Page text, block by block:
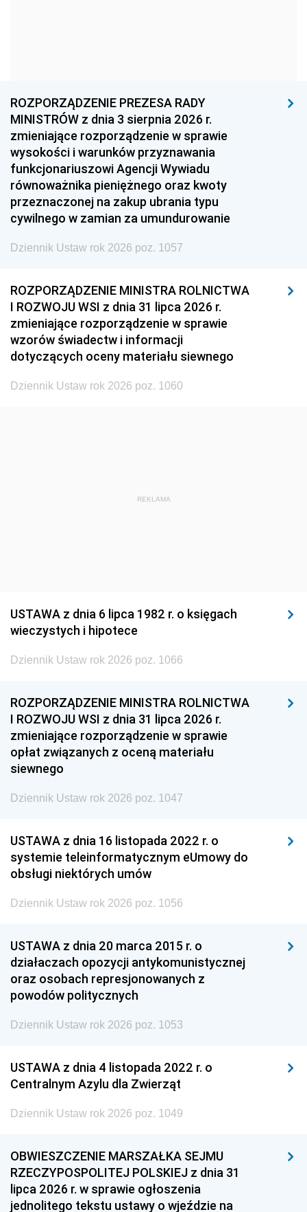
1957 1956
1954 1953
1951 1950
1948 1947
1945 1944 1939
1938 1937 1936
1935 1934
1929 1928 1927
1926 1925 1924
1923 1922
ROZPORZĄDZENIE PREZESA RADY
MINISTRÓW z dnia 3 sierpnia 2026 r.
zmieniające rozporządzenie w sprawie
wysokości i warunków przyznawania
funkcjonariuszowi Agencji Wywiadu
równoważnika pieniężnego oraz kwoty
przeznaczonej na zakup ubrania typu
cywilnego w zamian za umundurowanie
Dziennik Ustaw rok 2026 poz. 1057
ROZPORZĄDZENIE MINISTRA ROLNICTWA
I ROZWOJU WSI z dnia 31 lipca 2026 r.
zmieniające rozporządzenie w sprawie
wzorów świadectw i informacji
dotyczących oceny materiału siewnego
Dziennik Ustaw rok 2026 poz. 1060
REKLAMA
USTAWA z dnia 6 lipca 1982 r. o księgach
wieczystych i hipotece
Dziennik Ustaw rok 2026 poz. 1066
ROZPORZĄDZENIE MINISTRA ROLNICTWA
I ROZWOJU WSI z dnia 31 lipca 2026 r.
zmieniające rozporządzenie w sprawie
opłat związanych z oceną materiału
siewnego
Dziennik Ustaw rok 2026 poz. 1047
USTAWA z dnia 16 listopada 2022 r. o
systemie teleinformatycznym eUmowy do
obsługi niektórych umów
Dziennik Ustaw rok 2026 poz. 1056
USTAWA z dnia 20 marca 2015 r. o
działaczach opozycji antykomunistycznej
oraz osobach represjonowanych z
powodów politycznych
Dziennik Ustaw rok 2026 poz. 1053
USTAWA z dnia 4 listopada 2022 r. o
Centralnym Azylu dla Zwierząt
Dziennik Ustaw rok 2026 poz. 1049
OBWIESZCZENIE MARSZAŁKA SEJMU
RZECZYPOSPOLITEJ POLSKIEJ z dnia 31
lipca 2026 r. w sprawie ogłoszenia
jednolitego tekstu ustawy o wjeździe na